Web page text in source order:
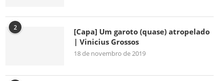
2
[Capa] Um garoto (quase) atropelado
| Vinicius Grossos
18 de novembro de 2019